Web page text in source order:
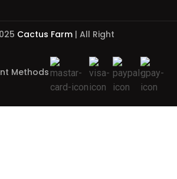
Cactus Farm| All Right
Methods